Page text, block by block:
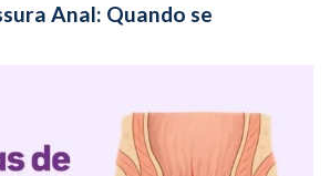
Anal: Quando se